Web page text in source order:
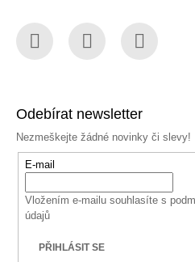
Odebírat newsletter
Nezmeškejte žádné novinky či slevy!
E-mail
Vložením e-mailu souhlasíte s
údajů
PŘIHLÁSIT SE